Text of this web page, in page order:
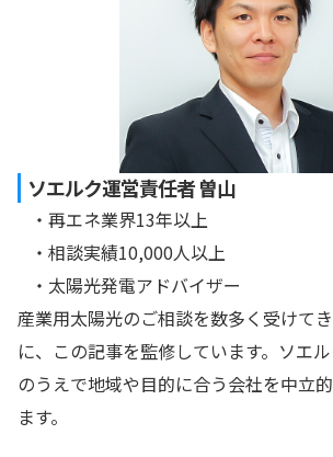
ソエルク運営責任者 曽山
・再エネ業界13年以上
・相談実績10,000人以上
・太陽光発電アドバイザー
産業用太陽光のご相談を数多く受けて
に、この記事を監修しています。ソエ
のうえで地域や目的に合う会社を中立
ます。